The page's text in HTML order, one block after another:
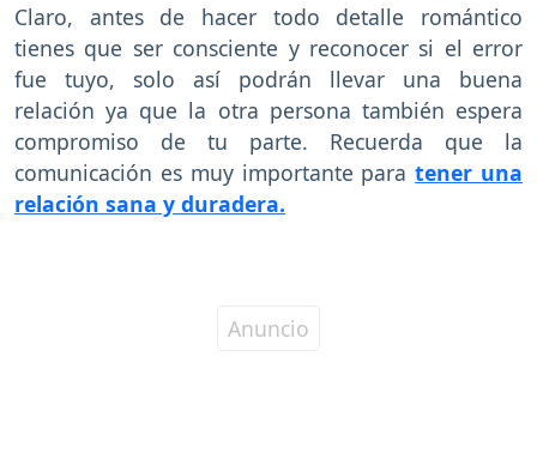
Claro, antes de hacer todo detalle romántico
tienes que ser consciente y reconocer si el error
fue tuyo, solo así podrán llevar una buena
relación ya que la otra persona también espera
compromiso de tu parte. Recuerda que la
comunicación es muy importante para tener una
relación sana y duradera.